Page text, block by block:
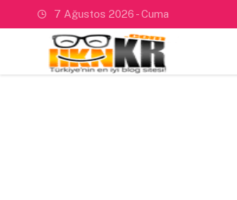
7 Ağustos 2026 - Cuma